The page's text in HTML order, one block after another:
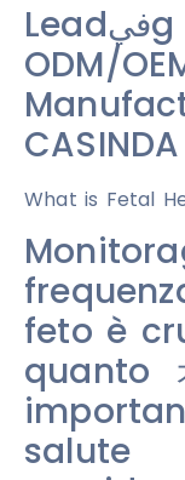
Leadفيg la strada in
CASINDA
What is Fetal
feto è
quanto